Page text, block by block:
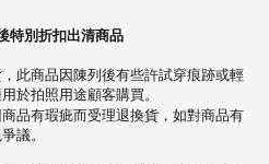
別折扣出清商品
此商品因陳列後有些許試穿痕跡或輕
於拍照用途顧客購買。
品有瑕疵而受理退換貨，如對商品有
議。